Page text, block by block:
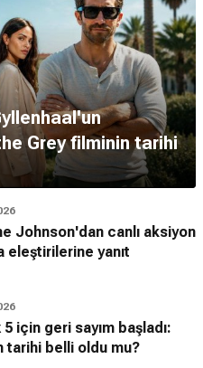
Grey filminin tarihi
Johnson'dan canlı aksiyon
eleştirilerine yanıt
için geri sayım başladı:
tarihi belli oldu mu?